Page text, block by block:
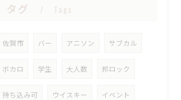
タグ Tags
佐賀市 バー アニソン サブカル
ボカロ 学生 大人数 邦ロック
持ち込み可 ウイスキー イベント